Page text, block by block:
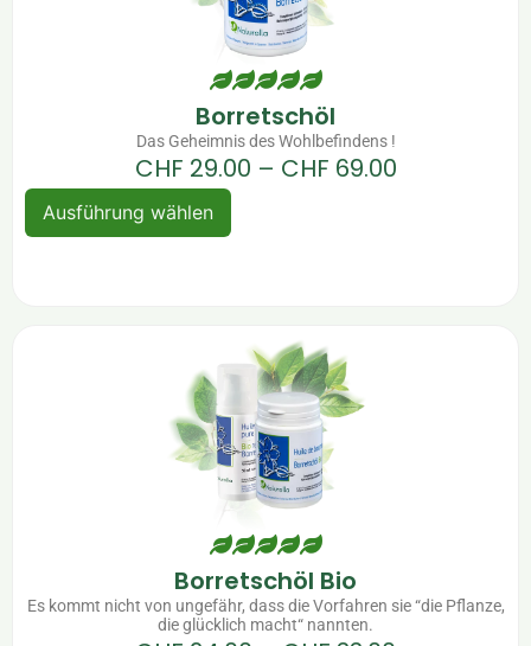
Borretschöl
Das Geheimnis des Wohlbefindens !
CHF 29.00 – CHF 69.00
Ausführung wählen
Borretschöl Bio
Es kommt nicht von ungefähr, dass die Vorfahren sie “die Pflanze,
die glücklich macht“ nannten.